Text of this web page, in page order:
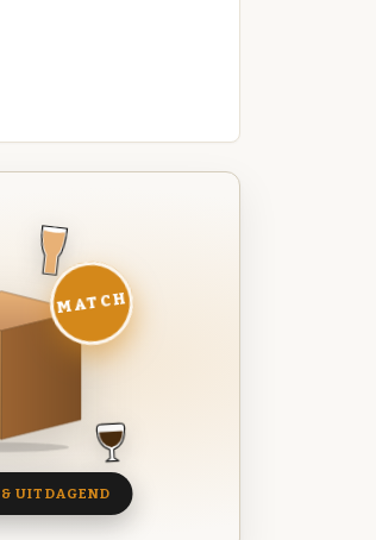
MATCH
UITDAGEND